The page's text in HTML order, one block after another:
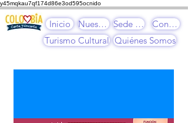
y45mqkau7qf174d86e3od595ocnido
Quiénes Somos
Nuestros Cursos Sede Cultural Contacto
Inicio
Turismo Cultural